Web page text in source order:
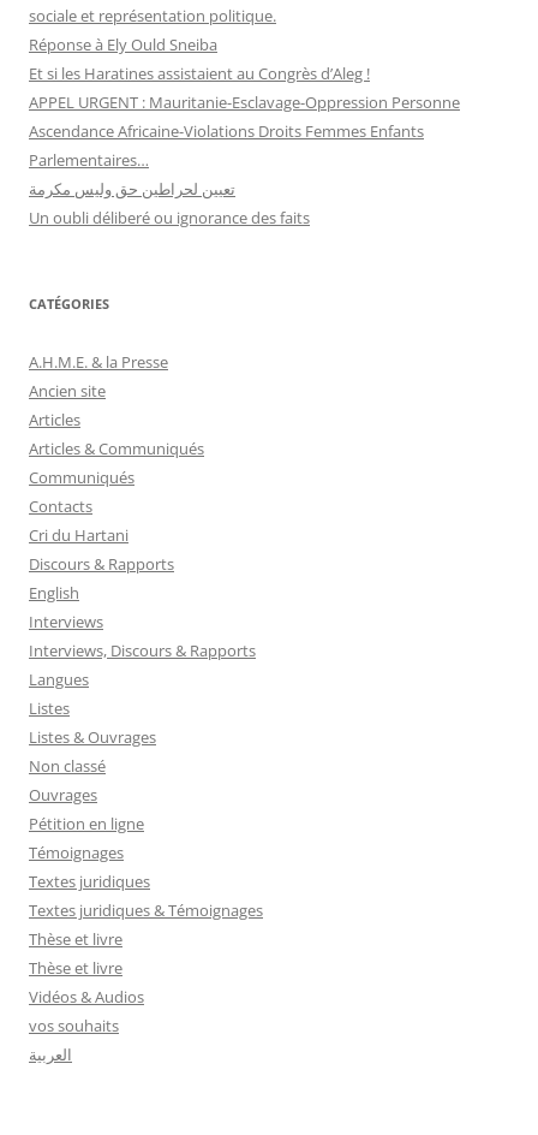
sociale et représentation politique.
Réponse à Ely Ould Sneiba
Et si les Haratines assistaient au Congrès d’Aleg !
APPEL URGENT : Mauritanie-Esclavage-Oppression Personne
Ascendance Africaine-Violations Droits Femmes Enfants
Parlementaires…
تعيين لحراطين حق وليس مكرمة
Un oubli déliberé ou ignorance des faits
CATÉGORIES
A.H.M.E. & la Presse
Ancien site
Articles
Articles & Communiqués
Communiqués
Contacts
Cri du Hartani
Discours & Rapports
English
Interviews
Interviews, Discours & Rapports
Langues
Listes
Listes & Ouvrages
Non classé
Ouvrages
Pétition en ligne
Témoignages
Textes juridiques
Textes juridiques & Témoignages
Thèse et livre
Thèse et livre
Vidéos & Audios
vos souhaits
العربية